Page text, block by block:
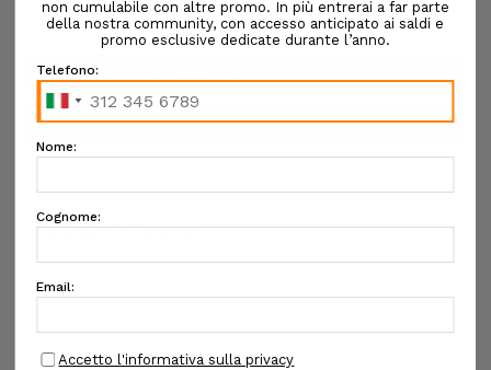
Hai dimenticato la password?
NUOVO CLIENTE?